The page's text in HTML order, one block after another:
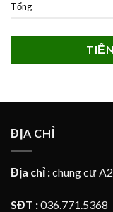
Tổng
ĐỊA CHỈ
Địa chỉ :chung cư
SĐT :036.771.5368